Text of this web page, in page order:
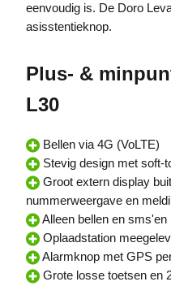
eenvoudig is. De Doro
asisstentieknop.
Plus- &
L30
Bellen via 4G (VoLTE)
Stevig design met soft-
Groot extern display
nummerweergave en
Alleen bellen en sms'en
Oplaadstation
Alarmknop met GPS
Grote losse toetsen en